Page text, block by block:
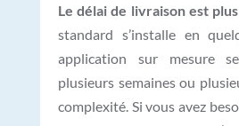
Le délai de livraison est plus
standard s’installe en
application sur mesure
plusieurs semaines ou
complexité. Si vous avez